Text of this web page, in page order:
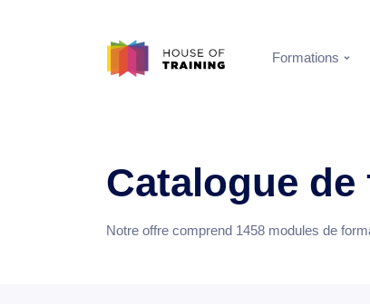
Formations
Catalogue
Notre offre comprend 1458 modules de